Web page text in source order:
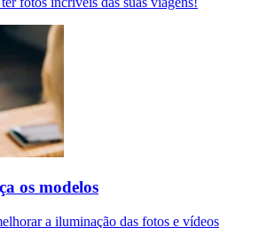
os modelos
a iluminação das fotos e vídeos